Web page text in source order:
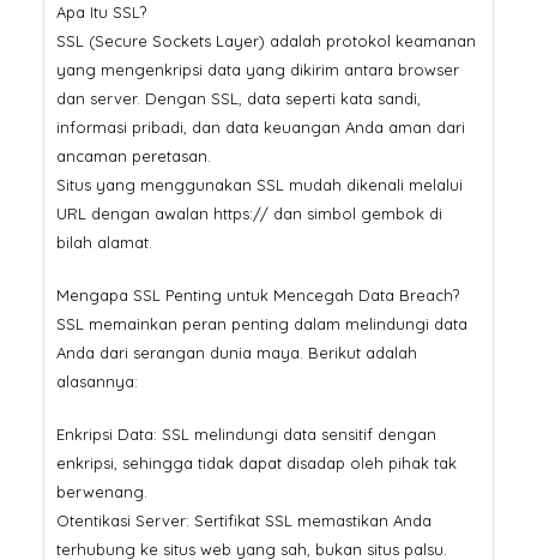
Apa Itu SSL?
SSL (Secure Sockets Layer) adalah protokol keamanan
yang mengenkripsi data yang dikirim antara browser
dan server. Dengan SSL, data seperti kata sandi,
informasi pribadi, dan data keuangan Anda aman dari
ancaman peretasan.
Situs yang menggunakan SSL mudah dikenali melalui
URL dengan awalan https:// dan simbol gembok di
bilah alamat.
Mengapa SSL Penting untuk Mencegah Data Breach?
SSL memainkan peran penting dalam melindungi data
Anda dari serangan dunia maya. Berikut adalah
alasannya:
Enkripsi Data: SSL melindungi data sensitif dengan
enkripsi, sehingga tidak dapat disadap oleh pihak tak
berwenang.
Otentikasi Server: Sertifikat SSL memastikan Anda
terhubung ke situs web yang sah, bukan situs palsu.